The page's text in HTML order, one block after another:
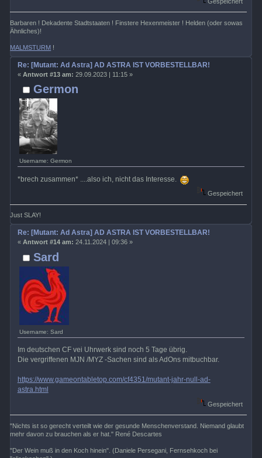
Barbaren ! Dekadente Stadtstaaten ! Finstere Hexenmeister ! Helden (oder sowas
Ähnliches)!
MALMSTURM !
Germon
Username: Germon
Re: [Mutant: Ad Astra] AD ASTRA IST VORBESTELLBAR!
« Antwort #13 am: 29.09.2023 | 11:15 »
*brech zusammen* ....also ich, nicht das Interesse.
Gespeichert
Just SLAY!
Sard
Username: Sard
Re: [Mutant: Ad Astra] AD ASTRA IST VORBESTELLBAR!
« Antwort #14 am: 24.11.2024 | 09:36 »
Im deutschen CF vei Uhrwerk sind noch 5 Tage übrig.
Die vergriffenen MJN /MYZ -Sachen sind als AdOns mitbuchbar.
https://www.gameontabletop.com/cf4351/mutant-jahr-null-ad-
astra.html
Gespeichert
"Nichts ist so gerecht verteilt wie der gesunde Menschenverstand. Niemand glaubt
mehr davon zu brauchen als er hat." René Descartes
"Der Wein muß in den Koch hinein". (Daniele Persegani, Fernsehkoch bei